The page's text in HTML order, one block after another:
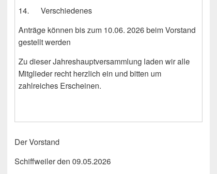
14. Verschiedenes
Anträge können bis zum 10.06. 2026 beim Vorstand
gestellt werden
Zu dieser Jahreshauptversammlung laden wir alle
Mitglieder recht herzlich ein und bitten um
zahlreiches Erscheinen.
Der Vorstand
Schiffweiler den 09.05.2026